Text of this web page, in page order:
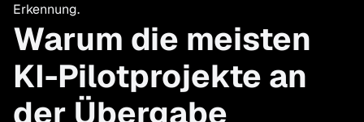
Erkennung.
Warum die meisten
KI-Pilotprojekte an
der Übergabe